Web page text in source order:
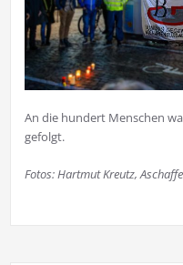
An die hundert Menschen
gefolgt.
Fotos: Hartmut Kreutz,